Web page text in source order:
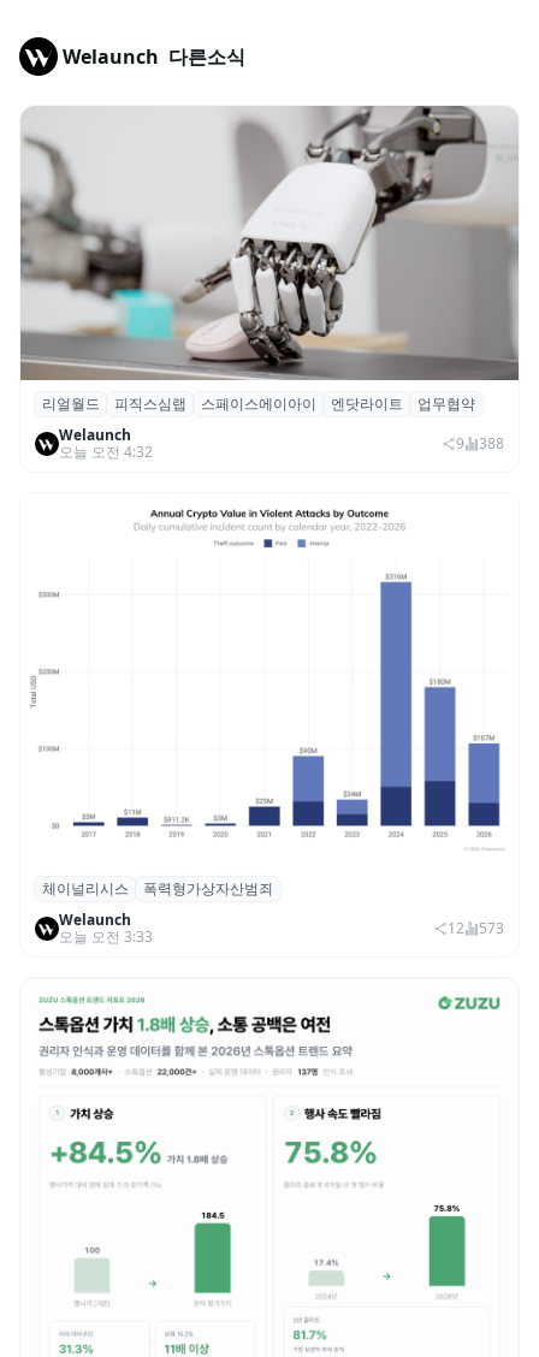
Welaunch 다른소식
리얼월드, 로봇테크 스타트업 3곳과 손잡고
휴머노이드 표준 만든다
리얼월드 피직스심랩 스페이스에이아이 엔닷라이트
업무협약
Welaunch
오늘 오전 4:32
9 388
체이널리시스 “가상자산 보유자 대상 폭력
범죄 증가…상반기 탈취액 3000만 달러 돌파
체이널리시스
폭력형가상자산범죄
Welaunch
오늘 오전 3:33
12 573